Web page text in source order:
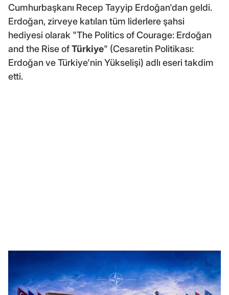
Cumhurbaşkanı Recep Tayyip Erdoğan'dan geldi.
Erdoğan, zirveye katılan tüm liderlere şahsi
hediyesi olarak "The Politics of Courage: Erdoğan
and the Rise ofTürkiye" (Cesaretin Politikası:
Erdoğan ve Türkiye'nin Yükselişi) adlı eseri takdim
etti.